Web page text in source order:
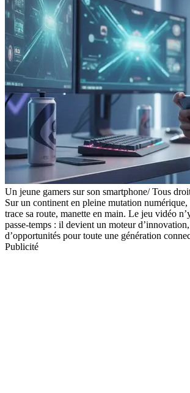
Un jeune gamers sur son smartphone/ Tous
Sur un continent en pleine mutation
trace sa route, manette en main. Le jeu vidéo
passe-temps : il devient un moteur
d’opportunités pour toute une génération
Publicité